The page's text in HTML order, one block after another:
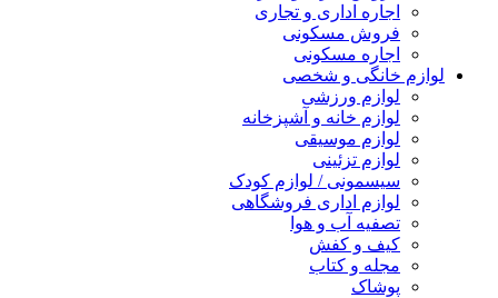
اجاره اداری و تجاری
فروش مسکونی
اجاره مسکونی
لوازم خانگی و شخصی
لوازم ورزشی
لوازم خانه و آشپزخانه
لوازم موسیقی
لوازم تزئینی
سیسمونی / لوازم کودک
لوازم اداری فروشگاهی
تصفیه آب و هوا
کیف و کفش
مجله و کتاب
پوشاک